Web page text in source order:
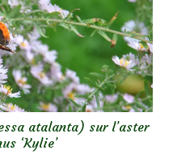
atalanta) sur l’aster
‘Kylie’